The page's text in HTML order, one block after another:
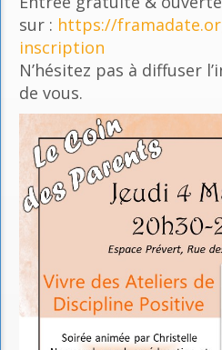
sur : https://
inscription
N’hésitez pas à diffuser
de vous.